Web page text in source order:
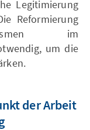
Legitimierung
Reformierung
im
um die
der Arbeit